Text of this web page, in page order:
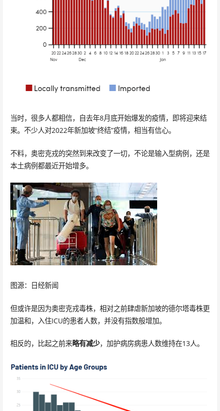
当时，很多人都相信，自去年8月底开始爆发的疫情，即将迎来结
束。不少人对2022年新加坡“终结”疫情，相当有信心。
不料，奥密克戎的突然到来改变了一切，不论是输入型病例，还是
本土病例都最近开始增多。
图源：日经新闻
但或许是因为奥密克戎毒株，相对之前肆虐新加坡的德尔塔毒株更
加温和，入住ICU的患者人数，并没有指数般增加。
相反的，比起之前来略有减少，加护病房病患人数维持在13人。